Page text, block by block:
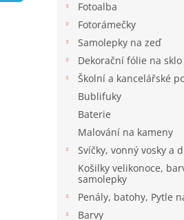
Fotoalba
Fotorámečky
Samolepky na zeď
Dekorační fólie na sklo
Školní a kancelářské
Bublifuky
Baterie
Malování na kameny
Svíčky, vonný vosky a
Košilky velikonoce,
samolepky
Penály, batohy, Pytle
Barvy